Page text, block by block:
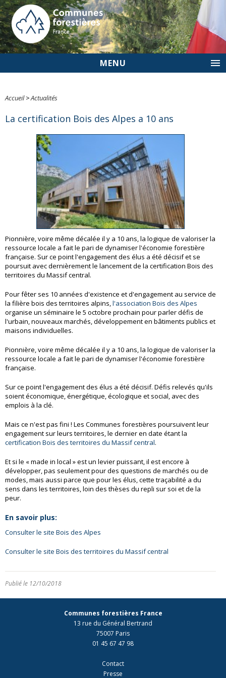
MENU
Accueil>Actualités
La certification Bois des Alpes a 10 ans
Pionnière, voire même décalée il y a 10 ans, la logique de valoriser la
ressource locale a fait le pari de dynamiser l'économie forestière
française. Sur ce point l'engagement des élus a été décisif et se
poursuit avec dernièrement le lancement de la certification Bois des
territoires du Massif central.
Pour fêter ses 10 années d'existence et d'engagement au service de
la filière bois des territoires alpins,l'association Bois des Alpes
organise un séminaire le 5 octobre prochain pour parler défis de
l'urbain, nouveaux marchés, développement en bâtiments publics et
maisons individuelles.
Pionnière, voire même décalée il y a 10 ans, la logique de valoriser la
ressource locale a fait le pari de dynamiser l'économie forestière
française.
Sur ce point l'engagement des élus a été décisif. Défis relevés qu'ils
soient économique, énergétique, écologique et social, avec des
emplois à la clé.
Mais ce n'est pas fini ! Les Communes forestières poursuivent leur
engagement sur leurs territoires, le dernier en date étant la
certification Bois des territoires du Massif central.
Et si le « made in local » est un levier puissant, il est encore à
développer, pas seulement pour des questions de marchés ou de
modes, mais aussi parce que pour les élus, cette traçabilité a du
sens dans les territoires, loin des thèses du repli sur soi et de la
peur.
En savoir plus:
Consulter le site Bois des Alpes
Consulter le site Bois des territoires du Massif central
Publié le 12/10/2018
Communes forestières France
13 rue du Général Bertrand
75007 Paris
01 45 67 47 98
Contact
Presse